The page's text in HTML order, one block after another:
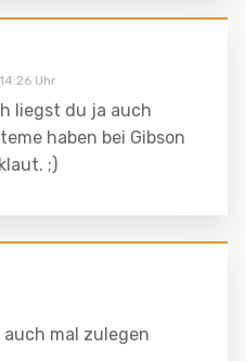
Uhr
liegst du ja auch
haben bei Gibson
;)
mal zulegen